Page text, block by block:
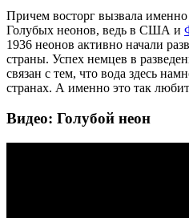
Причем восторг вызвала именно
Голубых неонов, ведь в США и
1936 неонов активно начали
страны. Успех немцев в
связан с тем, что вода здесь
странах. А именно это так
Видео: Голубой неон